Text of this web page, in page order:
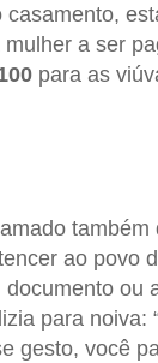
a ser
para as
ao povo
ou
para noiva:
gesto, você